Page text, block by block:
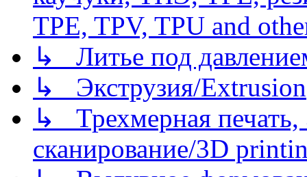
TPE, TPV, TPU and
↳ Литье под
↳ Экструзия/Extrusion
↳ Трехмерная
сканирование/3D